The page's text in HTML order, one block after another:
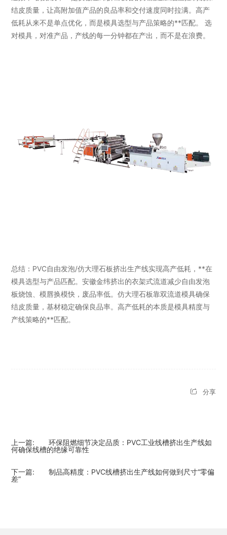
结皮质量，让高附加值产品的良品率和交付速度同时拉满。高产
低耗从来不是单点优化，而是模具选型与产品策略的**匹配。 选
对模具，对准产品，产线的每一分钟都在产出，而不是在浪费。
总结：PVC自由发泡/仿大理石板挤出生产线实现高产低耗，**在
模具选型与产品匹配。安徽金纬挤出的衣架式流道减少自由发泡
板烧蚀、模唇换模快，废品率低。仿大理石板靠双流道模具确保
结皮质量，基材稳定确保良品率。高产低耗的本质是模具精度与
产线策略的**匹配。
分享
上一篇:
环保阻燃细节决定品质：PVC工业线槽挤出生产线如
何确保线槽的绝缘可靠性
下一篇:
制品高精度：PVC线槽挤出生产线如何做到尺寸“零偏
差”